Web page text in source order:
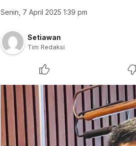
Senin, 7 April 2025 1:39 pm
Setiawan
Tim Redaksi